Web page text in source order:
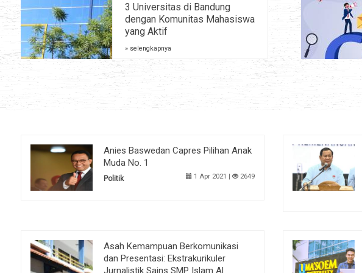
3 Universitas di Bandung
dengan Komunitas Mahasiswa
yang Aktif
» selengkapnya
Anies Baswedan Capres Pilihan Anak
Muda No. 1
Politik 1 Apr 2021 | 2649
Asah Kemampuan Berkomunikasi
dan Presentasi: Ekstrakurikuler
Jurnalistik Sains SMP Islam Al